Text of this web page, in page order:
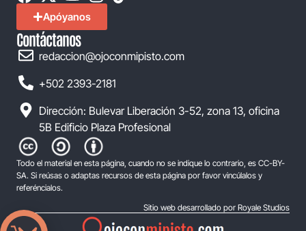
Apóyanos
Contáctanos
redaccion@ojoconmipisto.com
+502 2393-2181
Dirección: Bulevar Liberación 3-52, zona 13, oficina
5B Edificio Plaza Profesional
Todo el material en esta página, cuando no se indique lo contrario, es CC-BY-
SA. Si reúsas o adaptas recursos de esta página por favor vincúlalos y
referéncialos.
Sitio web desarrollado por Royale Studios